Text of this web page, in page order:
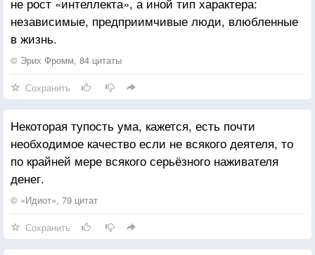
независимые, предприимчивые люди, влюбленные
в жизнь.
© Эрих Фромм, 84 цитаты
Сохранить
Некоторая тупость ума, кажется, есть почти
необходимое качество если не всякого деятеля, то
по крайней мере всякого серьёзного наживателя
денег.
© «Идиот», 79 цитат
Сохранить